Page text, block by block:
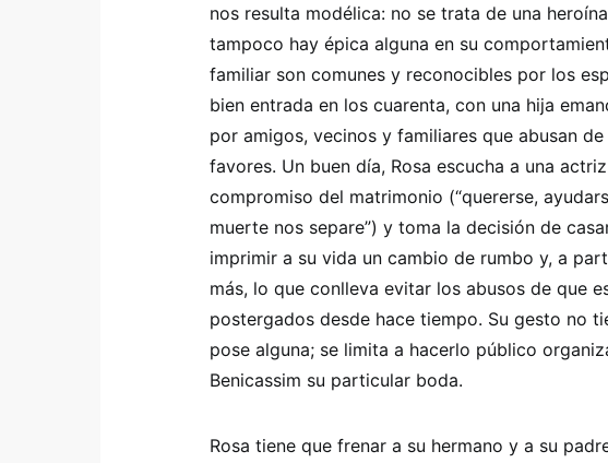
nos resulta modélica: no se trata de una
tampoco hay épica alguna en su
familiar son comunes y reconocibles por los
bien entrada en los cuarenta, con una hija
por amigos, vecinos y familiares que abusan
favores. Un buen día, Rosa escucha a una
compromiso del matrimonio (“quererse,
muerte nos separe”) y toma la decisión de
imprimir a su vida un cambio de rumbo y, a
más, lo que conlleva evitar los abusos de que
postergados desde hace tiempo. Su gesto no
pose alguna; se limita a hacerlo público
Benicassim su particular boda.
Rosa tiene que frenar a su hermano y a su